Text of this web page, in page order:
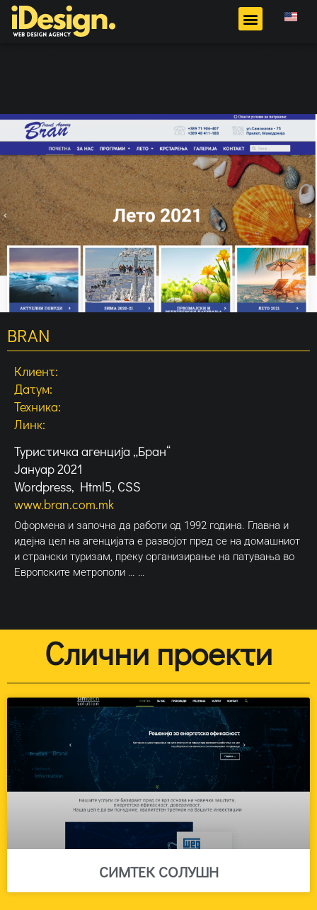
BRAN
Клиент:
Датум:
Техника:
Линк:
Туристичка агенција „Бран“
Јануар 2021
Wordpress, Html5, CSS
www.bran.com.mk
Oформена и започна да работи од 1992 година. Главна и
идејна цел на агенцијата е развојот пред се на домашниот
и странски туризам, преку организирање на патувања во
Европските метрополи … …
Слични проекти
СИМТЕК СОЛУШН